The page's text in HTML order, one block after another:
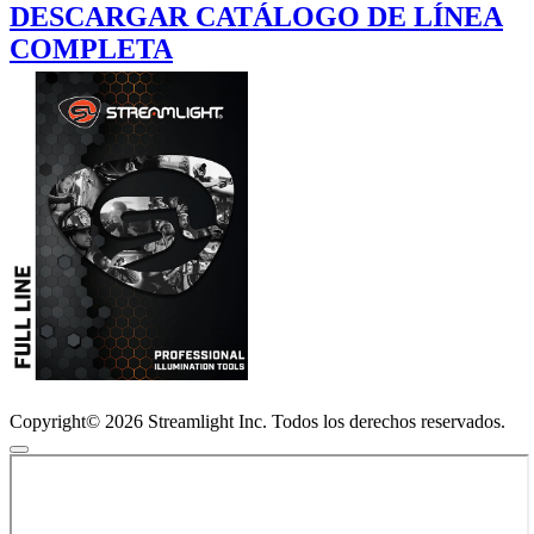
DESCARGAR CATÁLOGO DE LÍNEA
COMPLETA
Copyright© 2026 Streamlight Inc. Todos los derechos reservados.